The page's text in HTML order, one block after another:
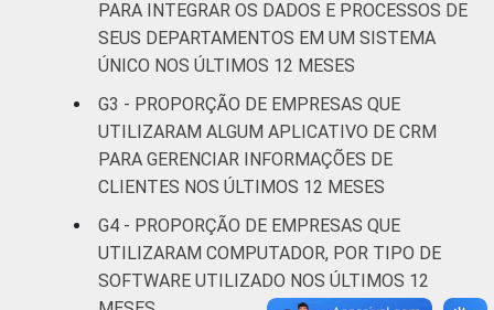
Alojamento e
alimentação
75
Atividades
imobiliárias;
atividades
profissionais,
científicas e
técnicas;
atividades
administrativas
e serviços
PARA INTEGRAR OS DADOS E PROCESSOS DE
SEUS DEPARTAMENTOS EM UM SISTEMA
ÚNICO NOS ÚLTIMOS 12 MESES
G3 - PROPORÇÃO DE EMPRESAS QUE
UTILIZARAM ALGUM APLICATIVO DE CRM
PARA GERENCIAR INFORMAÇÕES DE
CLIENTES NOS ÚLTIMOS 12 MESES
G4 - PROPORÇÃO DE EMPRESAS QUE
UTILIZARAM COMPUTADOR, POR TIPO DE
SOFTWARE UTILIZADO NOS ÚLTIMOS 12